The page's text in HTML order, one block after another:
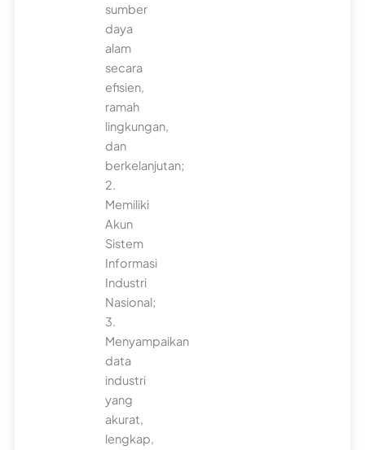
sumber
daya
alam
secara
efisien,
ramah
lingkungan,
dan
berkelanjutan;
2.
Memiliki
Akun
Sistem
Informasi
Industri
Nasional;
3.
Menyampaikan
data
industri
yang
akurat,
lengkap,